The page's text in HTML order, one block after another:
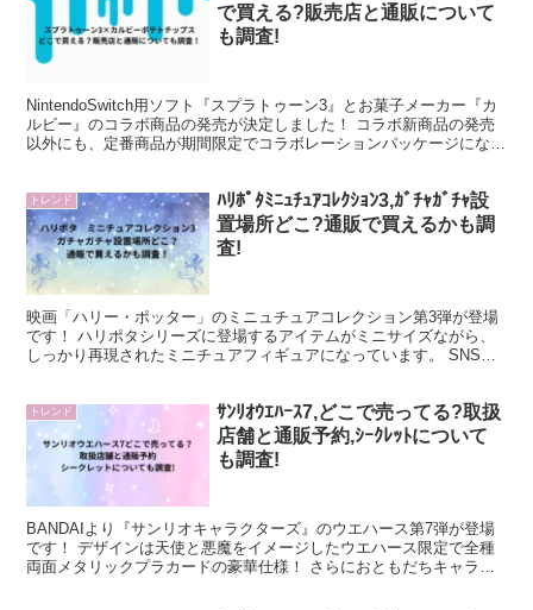
で買える?販売店と通販について
も調査!
NintendoSwitch用ソフト『スプラトゥーン3』とお菓子メーカー『カ
ルビー』のコラボ商品の発売が決定しました！ コラボ新商品の発売
以外にも、定番商品が期間限定でコラボレーションパッケージになっ
トレンド
ﾊﾘﾎﾟﾀﾐﾆｭﾁｭｱｺﾚｸｼｮﾝ3,ｶﾞﾁｬｶﾞﾁｬ設
置場所どこ?通販で買えるかも調
査!
映画「ハリー・ポッター」のミニュチュアコレクション第3弾が登場
です！ ハリポタシリーズに登場するアイテムがミニサイズながら、
しっかり再現されたミニチュアフィギュアになっています。 SNSで
トレンド
ｻﾝﾘｵｳｴﾊｰｽ7,どこで売ってる?取扱
店舗と通販予約,ｼｰｸﾚｯﾄについて
も調査!
BANDAIより『サンリオキャラクターズ』のウエハース第7弾が登場
です！ デザインは天使と悪魔をイメージしたウエハース限定で全種
両面メタリックプラカードの豪華仕様！ さらにおともだちキャラク